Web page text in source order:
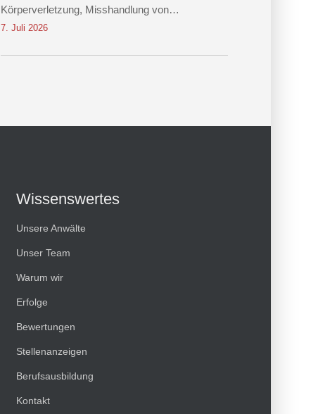
Körperverletzung, Misshandlung von
Schutzbefohlenen und Nötigung
7. Juli 2026
Wissenswertes
Unsere Anwälte
Unser Team
Warum wir
Erfolge
Bewertungen
Stellenanzeigen
Berufsausbildung
Kontakt